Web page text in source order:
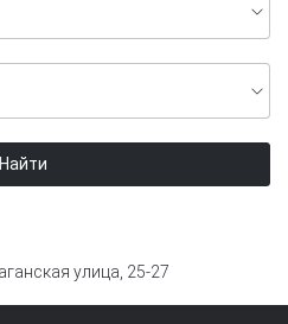
Найти
улица, 25-27